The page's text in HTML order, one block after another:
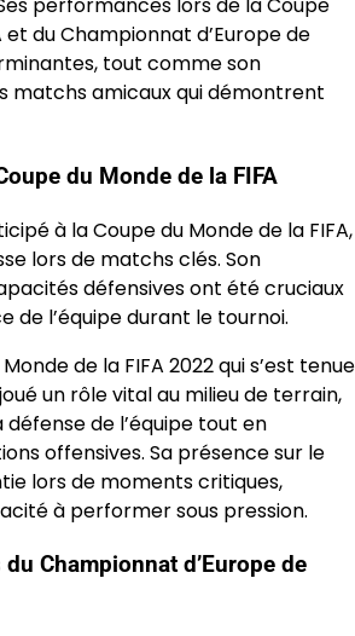
et du Championnat d’Europe de
tout comme son
matchs amicaux qui démontrent
du Monde de la FIFA
à la Coupe du Monde de la FIFA,
lors de matchs clés. Son
défensives ont été cruciaux
de l’équipe durant le tournoi.
de la FIFA 2022 qui s’est tenue
un rôle vital au milieu de terrain,
de l’équipe tout en
offensives. Sa présence sur le
lors de moments critiques,
à performer sous pression.
Championnat d’Europe de